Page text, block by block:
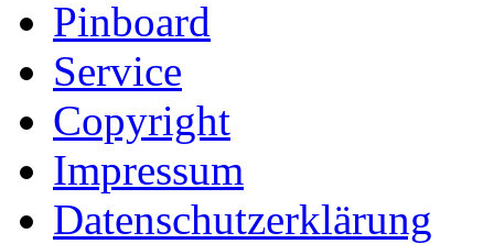
Pinboard
Service
Copyright
Impressum
Datenschutzerklärung